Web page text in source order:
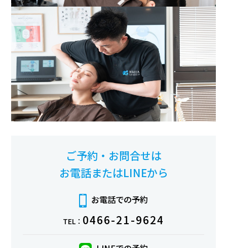
ご予約・お問合せは
お電話またはLINEから
お電話での予約
TEL： 0466-21-9624